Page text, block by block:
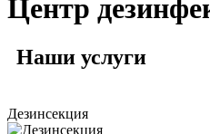
Центр
Наши услуги
Дезинсекция